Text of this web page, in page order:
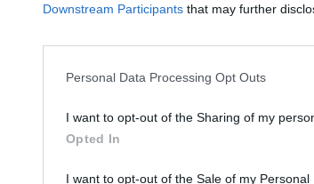
Downstream Participants that may further
Personal Data Processing Opt Outs
I want to opt-out of the Sharing of my
Opted In
I want to opt-out of the Sale of my Personal
Max Verstappen y Red Bull se han
energética, volvió a dominar con puño de